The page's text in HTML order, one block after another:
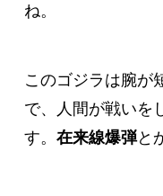
ね。
このゴジラは腕が
で、人間が戦いを
す。 在来線爆弾と